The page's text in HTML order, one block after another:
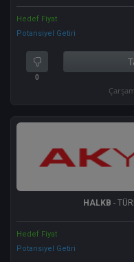
Hedef Fiyat
Potansiyel Getiri
0
HALKB -
Hedef Fiyat
Potansiyel Getiri